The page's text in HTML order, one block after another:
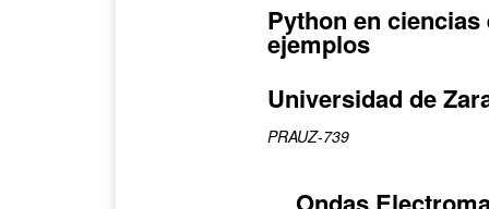
Python en
ejemplos
Universidad de
PRAUZ-739